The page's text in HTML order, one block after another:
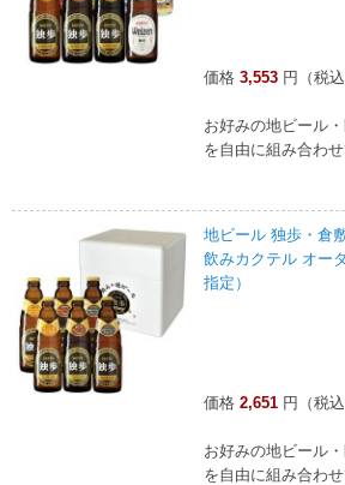
価格 3,553 円（税
お好みの地ビール
を自由に組み合わせ
地ビール 独歩・倉
飲みカクテル オー
指定）
価格 2,651 円（税
お好みの地ビール
を自由に組み合わせ